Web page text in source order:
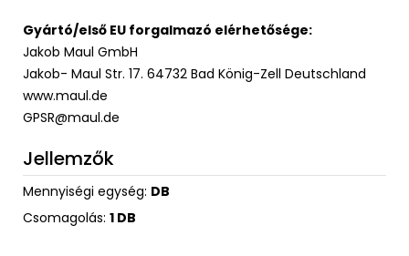
Gyártó/első EU forgalmazó elérhetősége:
Jakob Maul GmbH
Jakob- Maul Str. 17. 64732 Bad König-Zell Deutschland
www.maul.de
GPSR@maul.de
Jellemzők
Mennyiségi egység: DB
Csomagolás: 1 DB